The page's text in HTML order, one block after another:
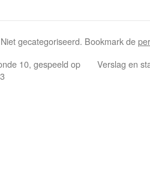
gecategoriseerd. Bookmark de
10, gespeeld op
Verslag en